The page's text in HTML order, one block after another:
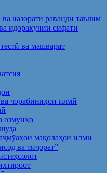
назорати раванди таълим
идоракунии сифати
ва машварат
чорабиниҳои илмӣ
озмунҳо
мақолаҳои илмӣ
ва тиҷорат”